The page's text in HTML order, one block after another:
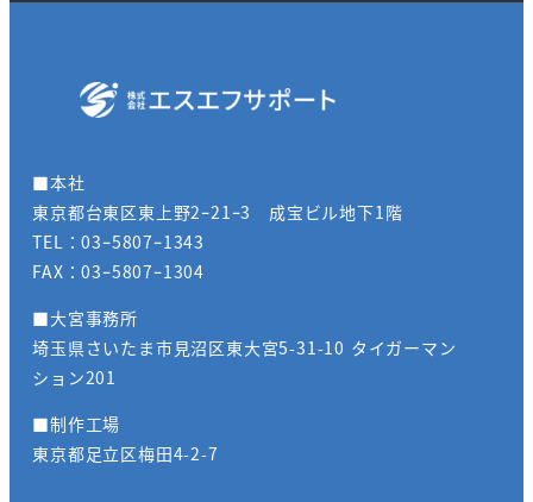
■本社
東京都台東区東上野2ｰ21ｰ3 成宝ビル地下1階
TEL：03ｰ5807ｰ1343
FAX：03ｰ5807ｰ1304
■大宮事務所
埼玉県さいたま市見沼区東大宮5-31-10 タイガーマン
ション201
■制作工場
東京都足立区梅田4-2-7